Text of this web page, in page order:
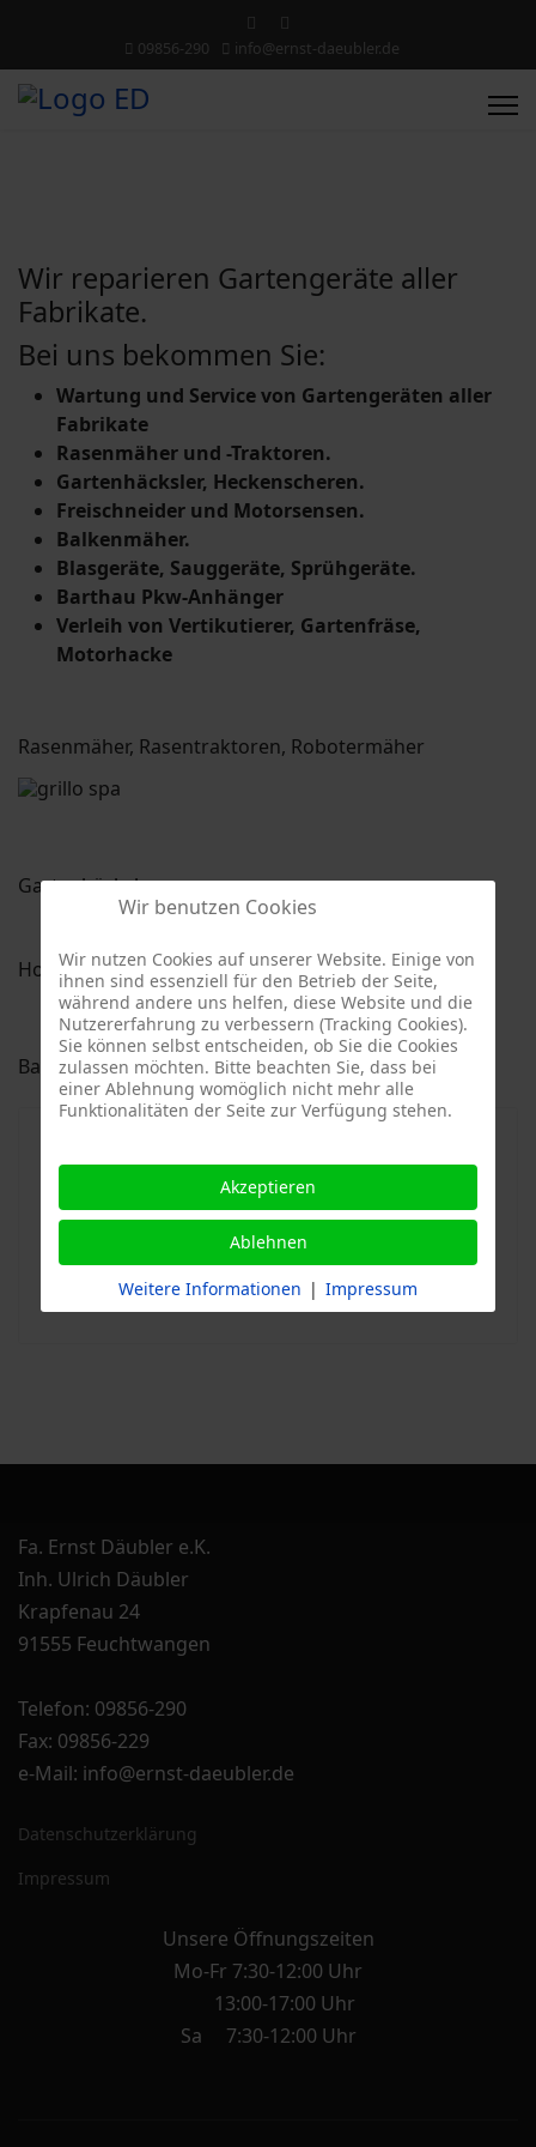
09856-290 info@ernst-daeubler.de
Wir reparieren Gartengeräte aller
Fabrikate.
Bei uns bekommen Sie:
Wartung und Service von Gartengeräten aller
Fabrikate
Rasenmäher und -Traktoren.
Gartenhäcksler, Heckenscheren.
Freischneider und Motorsensen.
Balkenmäher.
Blasgeräte, Sauggeräte, Sprühgeräte.
Barthau Pkw-Anhänger
Verleih von Vertikutierer, Gartenfräse,
Motorhacke
Rasenmäher, Rasentraktoren, Robotermäher
Gartenhäcksler:
Hochdruckreiniger, Blasgeräte, Saughäcksler:
Balkenmäher, Gartenfräsen, Mulchgeräte:
Fa. Ernst Däubler e.K.
Inh. Ulrich Däubler
Krapfenau 24
91555 Feuchtwangen
Telefon: 09856-290
Fax: 09856-229
e-Mail: info@ernst-daeubler.de
Datenschutzerklärung
Impressum
Unsere Öffnungszeiten
Mo-Fr 7:30-12:00 Uhr
13:00-17:00 Uhr
Sa 7:30-12:00 Uhr
Wir benutzen Cookies
Wir nutzen Cookies auf unserer Website. Einige von
ihnen sind essenziell für den Betrieb der Seite,
während andere uns helfen, diese Website und die
Nutzererfahrung zu verbessern (Tracking Cookies).
Sie können selbst entscheiden, ob Sie die Cookies
zulassen möchten. Bitte beachten Sie, dass bei
einer Ablehnung womöglich nicht mehr alle
Funktionalitäten der Seite zur Verfügung stehen.
Akzeptieren
Ablehnen
Weitere Informationen | Impressum